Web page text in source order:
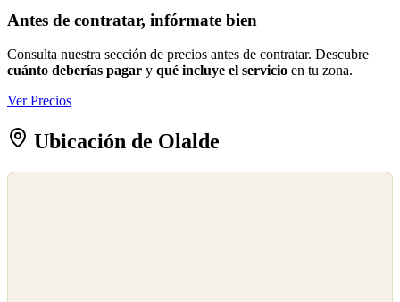
Antes de contratar, infórmate bien
Consulta nuestra sección de precios antes de contratar. Descubre
cuánto deberías pagar y qué incluye el servicio en tu zona.
Ver Precios
Ubicación de Olalde